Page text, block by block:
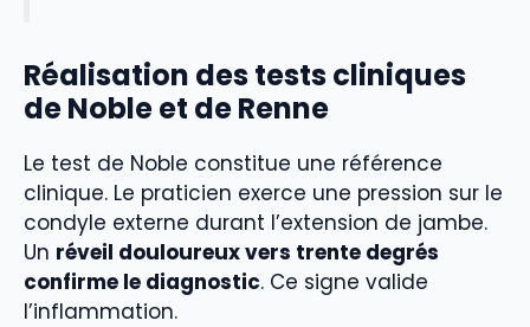
Réalisation des tests cliniques
de Noble et de Renne
Le test de Noble constitue une référence
clinique. Le praticien exerce une pression sur le
condyle externe durant l’extension de jambe.
Un réveil douloureux vers trente degrés
confirme le diagnostic. Ce signe valide
l’inflammation.